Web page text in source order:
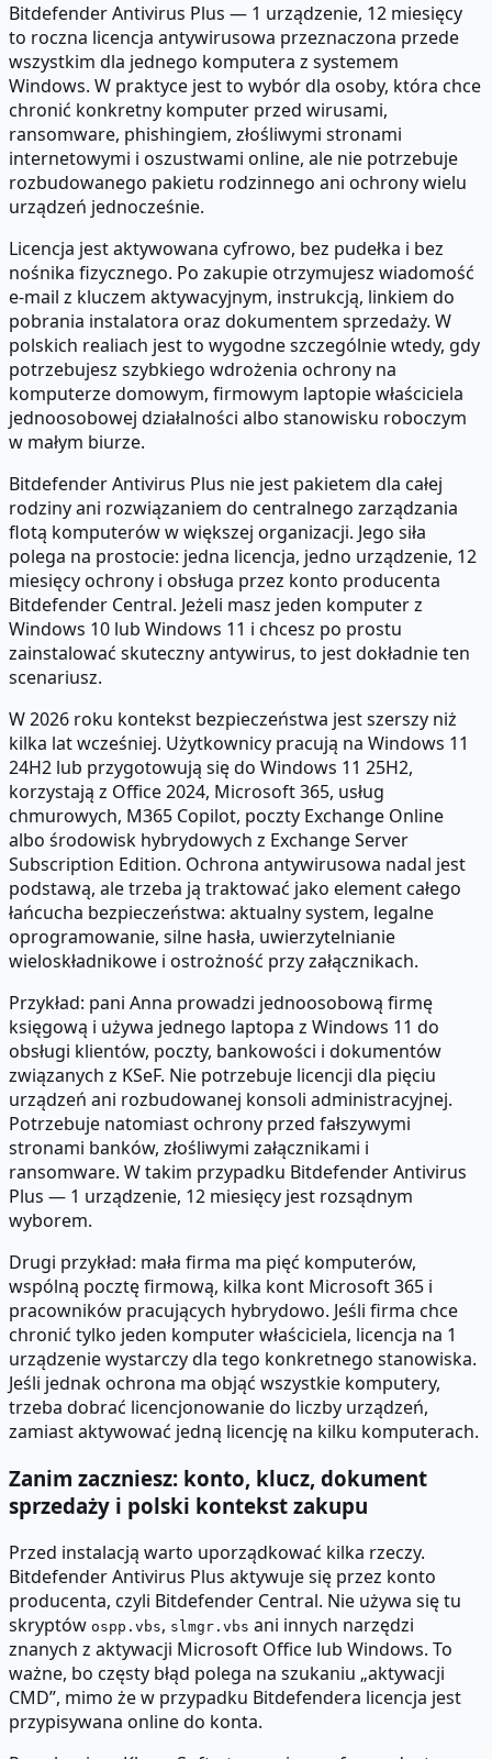
Bitdefender Antivirus Plus — 1 urządzenie, 12 miesięcy
to roczna licencja antywirusowa przeznaczona przede
wszystkim dla jednego komputera z systemem
Windows. W praktyce jest to wybór dla osoby, która chce
chronić konkretny komputer przed wirusami,
ransomware, phishingiem, złośliwymi stronami
internetowymi i oszustwami online, ale nie potrzebuje
rozbudowanego pakietu rodzinnego ani ochrony wielu
urządzeń jednocześnie.
Licencja jest aktywowana cyfrowo, bez pudełka i bez
nośnika fizycznego. Po zakupie otrzymujesz wiadomość
e-mail z kluczem aktywacyjnym, instrukcją, linkiem do
pobrania instalatora oraz dokumentem sprzedaży. W
polskich realiach jest to wygodne szczególnie wtedy, gdy
potrzebujesz szybkiego wdrożenia ochrony na
komputerze domowym, firmowym laptopie właściciela
jednoosobowej działalności albo stanowisku roboczym
w małym biurze.
Bitdefender Antivirus Plus nie jest pakietem dla całej
rodziny ani rozwiązaniem do centralnego zarządzania
flotą komputerów w większej organizacji. Jego siła
polega na prostocie: jedna licencja, jedno urządzenie, 12
miesięcy ochrony i obsługa przez konto producenta
Bitdefender Central. Jeżeli masz jeden komputer z
Windows 10 lub Windows 11 i chcesz po prostu
zainstalować skuteczny antywirus, to jest dokładnie ten
scenariusz.
W 2026 roku kontekst bezpieczeństwa jest szerszy niż
kilka lat wcześniej. Użytkownicy pracują na Windows 11
24H2 lub przygotowują się do Windows 11 25H2,
korzystają z Office 2024, Microsoft 365, usług
chmurowych, M365 Copilot, poczty Exchange Online
albo środowisk hybrydowych z Exchange Server
Subscription Edition. Ochrona antywirusowa nadal jest
podstawą, ale trzeba ją traktować jako element całego
łańcucha bezpieczeństwa: aktualny system, legalne
oprogramowanie, silne hasła, uwierzytelnianie
wieloskładnikowe i ostrożność przy załącznikach.
Przykład: pani Anna prowadzi jednoosobową firmę
księgową i używa jednego laptopa z Windows 11 do
obsługi klientów, poczty, bankowości i dokumentów
związanych z KSeF. Nie potrzebuje licencji dla pięciu
urządzeń ani rozbudowanej konsoli administracyjnej.
Potrzebuje natomiast ochrony przed fałszywymi
stronami banków, złośliwymi załącznikami i
ransomware. W takim przypadku Bitdefender Antivirus
Plus — 1 urządzenie, 12 miesięcy jest rozsądnym
wyborem.
Drugi przykład: mała firma ma pięć komputerów,
wspólną pocztę firmową, kilka kont Microsoft 365 i
pracowników pracujących hybrydowo. Jeśli firma chce
chronić tylko jeden komputer właściciela, licencja na 1
urządzenie wystarczy dla tego konkretnego stanowiska.
Jeśli jednak ochrona ma objąć wszystkie komputery,
trzeba dobrać licencjonowanie do liczby urządzeń,
zamiast aktywować jedną licencję na kilku komputerach.
Zanim zaczniesz: konto, klucz, dokument
sprzedaży i polski kontekst zakupu
Przed instalacją warto uporządkować kilka rzeczy.
Bitdefender Antivirus Plus aktywuje się przez konto
producenta, czyli Bitdefender Central. Nie używa się tu
skryptów ospp.vbs, slmgr.vbs ani innych narzędzi
znanych z aktywacji Microsoft Office lub Windows. To
ważne, bo częsty błąd polega na szukaniu „aktywacji
CMD”, mimo że w przypadku Bitdefendera licencja jest
przypisywana online do konta.